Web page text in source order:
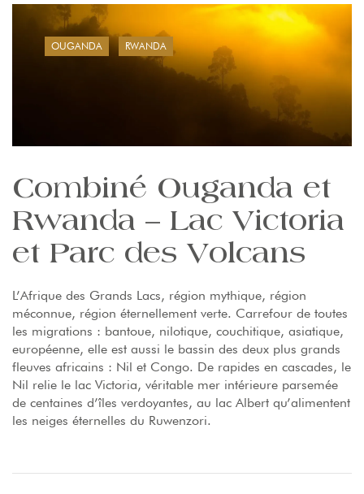
OUGANDA RWANDA
Combiné Ouganda et
Rwanda – Lac Victoria
et Parc des Volcans
L’Afrique des Grands Lacs, région mythique, région
méconnue, région éternellement verte. Carrefour de toutes
les migrations : bantoue, nilotique, couchitique, asiatique,
européenne, elle est aussi le bassin des deux plus grands
fleuves africains : Nil et Congo. De rapides en cascades, le
Nil relie le lac Victoria, véritable mer intérieure parsemée
de centaines d’îles verdoyantes, au lac Albert qu’alimentent
les neiges éternelles du Ruwenzori.